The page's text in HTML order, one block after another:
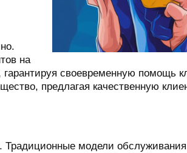
на
своевременную помощь
предлагая качественную
модели